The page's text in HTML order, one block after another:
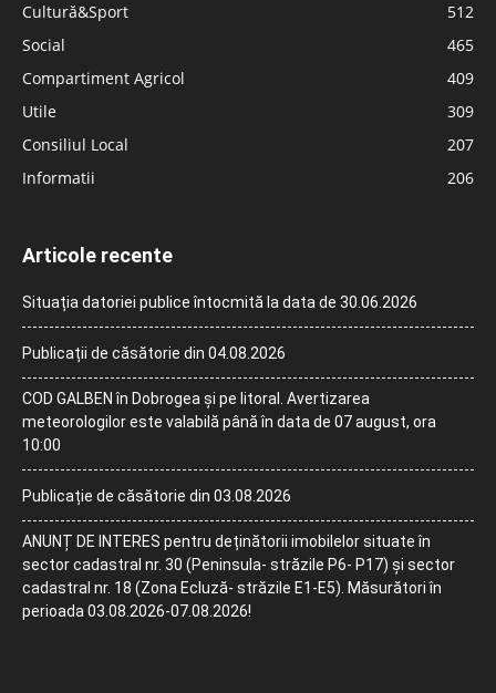
Cultură&Sport
512
Social
465
Compartiment Agricol
409
Utile
309
Consiliul Local
207
Informatii
206
Articole recente
Situația datoriei publice întocmită la data de 30.06.2026
Publicații de căsătorie din 04.08.2026
COD GALBEN în Dobrogea și pe litoral. Avertizarea
meteorologilor este valabilă până în data de 07 august, ora
10:00
Publicație de căsătorie din 03.08.2026
ANUNȚ DE INTERES pentru deținătorii imobilelor situate în
sector cadastral nr. 30 (Peninsula- străzile P6- P17) și sector
cadastral nr. 18 (Zona Ecluză- străzile E1-E5). Măsurători în
perioada 03.08.2026-07.08.2026!